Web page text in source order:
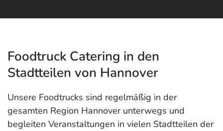
Foodtruck Catering in den
Stadtteilen von Hannover
Unsere Foodtrucks sind regelmäßig in der
gesamten Region Hannover unterwegs und
begleiten Veranstaltungen in vielen Stadtteilen der